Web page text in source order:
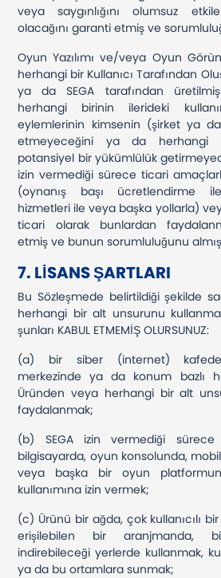
veya saygınlığını olumsuz
olacağını garanti etmiş ve
Oyun Yazılımı ve/veya Oyun
herhangi bir Kullanıcı Tarafından
ya da SEGA tarafından
herhangi birinin ilerideki
eylemlerinin kimsenin (şirket ya
etmeyeceğini ya da herhangi
potansiyel bir yükümlülük
izin vermediği sürece ticari
(oynanış başı ücretlendirme
hizmetleri ile veya başka yollarla)
ticari olarak bunlardan
etmiş ve bunun sorumluluğunu
7. LİSANS ŞARTLARI
Bu Sözleşmede belirtildiği şekilde
herhangi bir alt unsurunu
şunları KABUL ETMEMİŞ OLURSUNUZ:
(a) bir siber (internet)
merkezinde ya da konum bazlı
Üründen veya herhangi bir alt
faydalanmak;
(b) SEGA izin vermediği
bilgisayarda, oyun konsolunda,
veya başka bir oyun
kullanımına izin vermek;
(c) Ürünü bir ağda, çok kullanıcılı
erişilebilen bir aranjmanda,
indirebileceği yerlerde kullanmak,
ya da bu ortamlara sunmak;